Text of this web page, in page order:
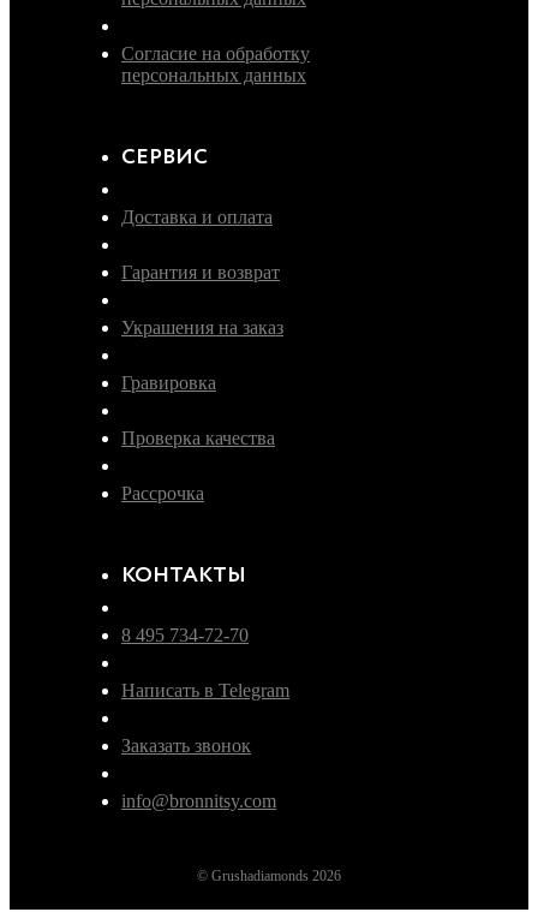
Согласие на обработку
персональных данных
СЕРВИС
Доставка и оплата
Гарантия и возврат
Украшения на заказ
Гравировка
Проверка качества
Рассрочка
КОНТАКТЫ
8 495 734-72-70
Написать в Telegram
Заказать звонок
info@bronnitsy.com
© Grushadiamonds 2026